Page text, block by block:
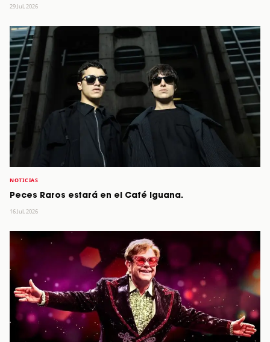
29 Jul, 2026
NOTICIAS
Peces Raros estará en el Café Iguana.
16 Jul, 2026